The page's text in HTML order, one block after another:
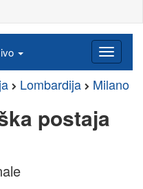
Lombardija Milano
postaja